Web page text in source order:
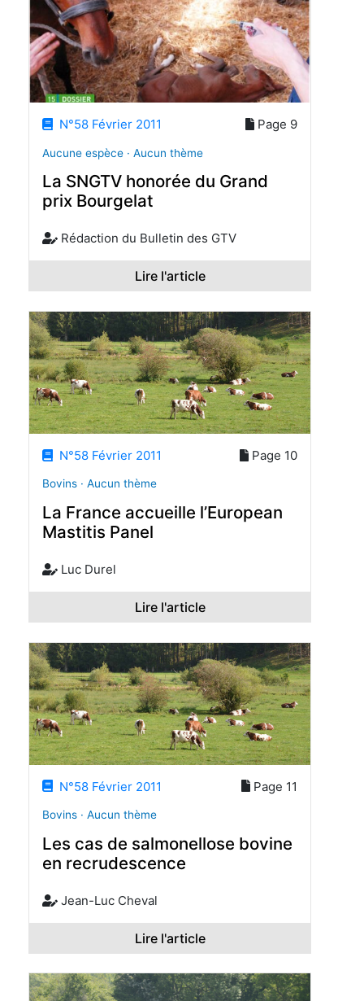
N°58 Février 2011 Page 9
Aucune espèce · Aucun thème
La SNGTV honorée du Grand
prix Bourgelat
Rédaction du Bulletin des GTV
Lire l'article
N°58 Février 2011 Page 10
Bovins · Aucun thème
La France accueille l’European
Mastitis Panel
Luc Durel
Lire l'article
N°58 Février 2011 Page 11
Bovins · Aucun thème
Les cas de salmonellose bovine
en recrudescence
Jean-Luc Cheval
Lire l'article